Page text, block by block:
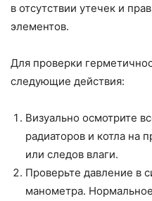
в отсутствии утечек и
элементов.
Для проверки
следующие действия:
Визуально осмотрите
радиаторов и котла на
или следов влаги.
Проверьте давление в
манометра.